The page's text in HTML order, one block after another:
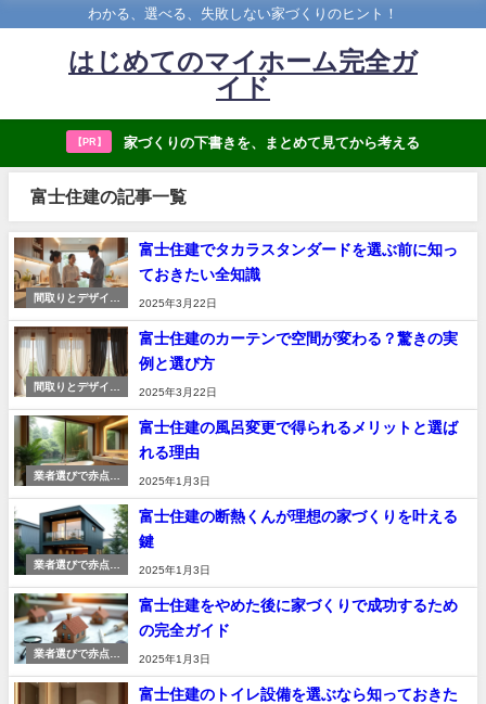
わかる、選べる、失敗しない家づくりのヒント！
はじめてのマイホーム完全ガ
イド
【PR】 家づくりの下書きを、まとめて見てから考える
富士住建の記事一覧
間取りとデザイン
富士住建でタカラスタンダードを選ぶ前に知っ
ておきたい全知識
2025年3月22日
間取りとデザイン
富士住建のカーテンで空間が変わる？驚きの実
例と選び方
2025年3月22日
業者選びで赤点を
富士住建の風呂変更で得られるメリットと選ば
れる理由
2025年1月3日
業者選びで赤点を
富士住建の断熱くんが理想の家づくりを叶える
鍵
2025年1月3日
業者選びで赤点を
富士住建をやめた後に家づくりで成功するため
の完全ガイド
2025年1月3日
富士住建のトイレ設備を選ぶなら知っておきた